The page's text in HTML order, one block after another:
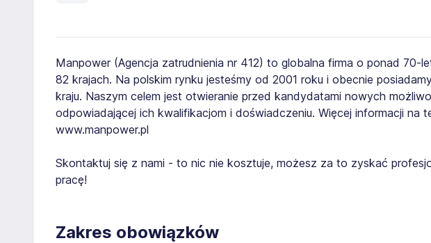
Manpower (Agencja zatrudnienia nr 412) to globalna firma o ponad 70-
82 krajach. Na polskim rynku jesteśmy od 2001 roku i obecnie
kraju. Naszym celem jest otwieranie przed kandydatami nowych
odpowiadającej ich kwalifikacjom i doświadczeniu. Więcej informacji na
www.manpower.pl
Skontaktuj się z nami - to nic nie kosztuje, możesz za to zyskać
pracę!
Zakres obowiązków